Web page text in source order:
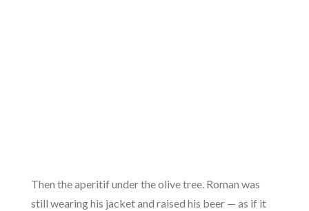
Then the aperitif under the olive tree. Roman was
still wearing his jacket and raised his beer — as if it